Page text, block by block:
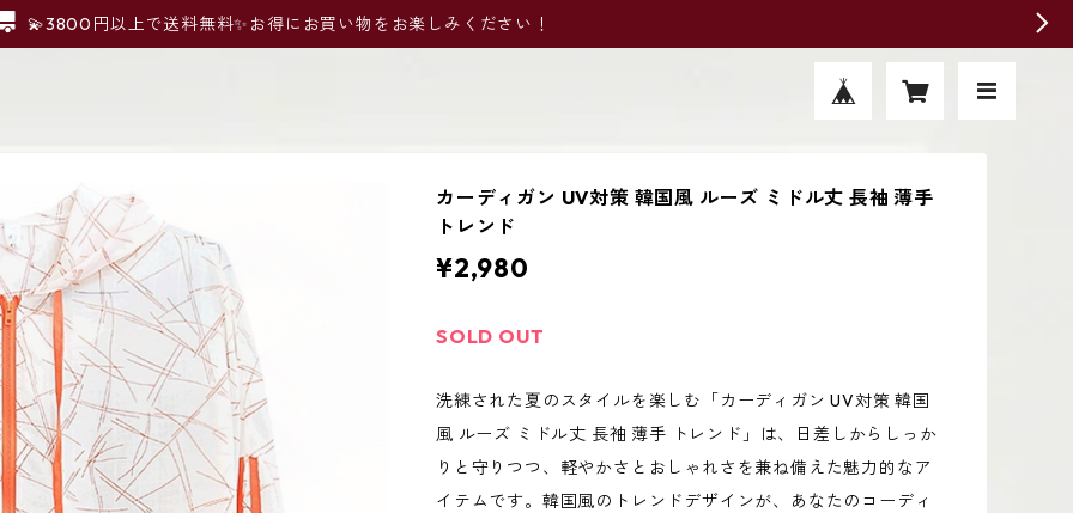
💫3800円以上で送料無料✨お得にお買い物をお楽しみください！
カーディガン UV対策 韓国風 ルーズ ミドル丈 長袖 薄手
トレンド
¥2,980
SOLD OUT
洗練された夏のスタイルを楽しむ「カーディガン UV対策 韓国
風 ルーズ ミドル丈 長袖 薄手 トレンド」は、日差しからしっか
りと守りつつ、軽やかさとおしゃれさを兼ね備えた魅力的なア
イテムです。韓国風のトレンドデザインが、あなたのコーディ